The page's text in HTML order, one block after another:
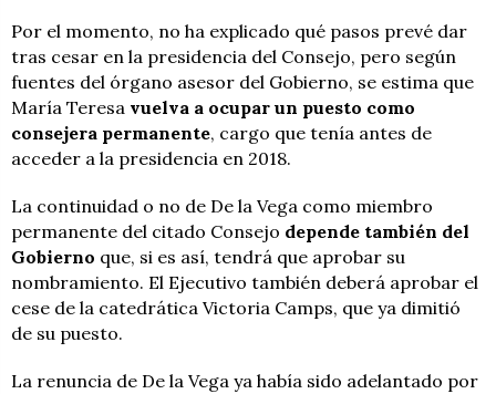
Por el momento, no ha explicado qué pasos prevé dar
tras cesar en la presidencia del Consejo, pero según
fuentes del órgano asesor del Gobierno, se estima que
María Teresa vuelva a ocupar un puesto como
consejera permanente, cargo que tenía antes de
acceder a la presidencia en 2018.
La continuidad o no de De la Vega como miembro
permanente del citado Consejo depende también del
Gobierno que, si es así, tendrá que aprobar su
nombramiento. El Ejecutivo también deberá aprobar el
cese de la catedrática Victoria Camps, que ya dimitió
de su puesto.
La renuncia de De la Vega ya había sido adelantado por